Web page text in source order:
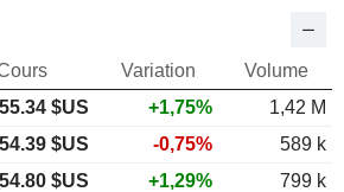
Variation
Volume
55.34 $US +1,75%
1,42 M
54.39 $US -0,75%
589 k
54.80 $US +1,29%
799 k